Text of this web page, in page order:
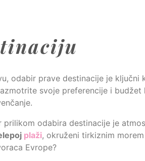
odabir prave destinacije je ključni
svoje preferencije i
odabira destinacije je
plaži, okruženi tirkiznim
Evrope?